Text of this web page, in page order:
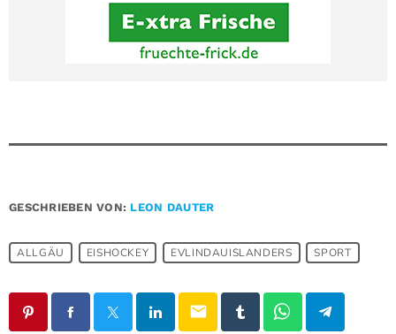
GESCHRIEBEN VON: LEON DAUTER
ALLGÄU EISHOCKEY EVLINDAUISLANDERS SPORT
email